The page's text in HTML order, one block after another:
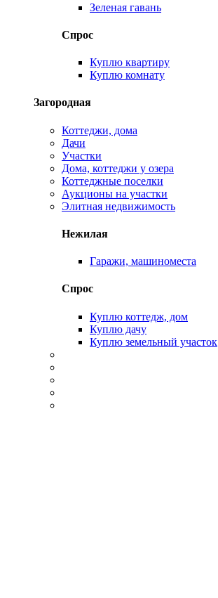
Зеленая гавань
Спрос
Куплю квартиру
Куплю комнату
Загородная
Коттеджи, дома
Дачи
Участки
Дома, коттеджи у озера
Коттеджные поселки
Аукционы на участки
Элитная недвижимость
Нежилая
Гаражи, машиноместа
Спрос
Куплю коттедж, дом
Куплю дачу
Куплю земельный участок